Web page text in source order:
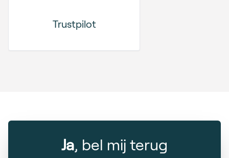
Trustpilot
Ja, bel mij terug